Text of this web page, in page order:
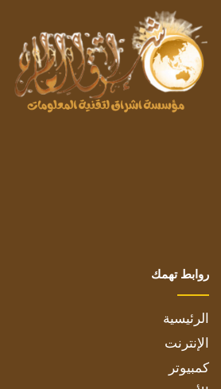
روابط تهمك
الرئيسية
الإنترنت
كمبيوتر